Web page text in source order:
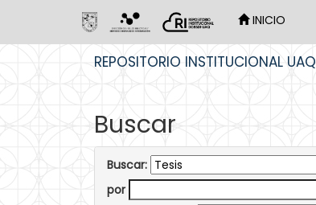
INICIO
REPOSITORIO INSTITUCIONAL UAQ
Buscar
Buscar:
por